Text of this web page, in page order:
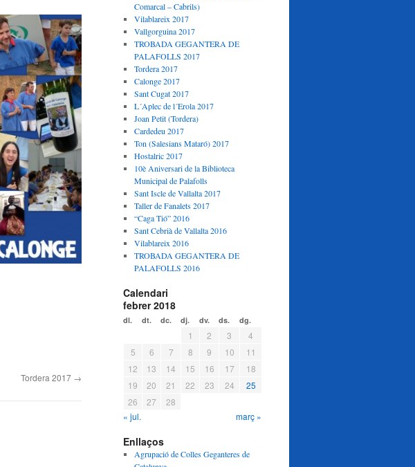
Tordera 2017 →
Comarcal – Cabrils)
Vilablareix 2017
Vallgorguina 2017
TROBADA GEGANTERA DE
PALAFOLLS 2017
Tordera 2017
Calonge 2017
Sant Cugat 2017
L´Aplec de l´Erola 2017
Joan Petit (Tordera)
Cardedeu 2017
Ton (Salesians Mataró) 2017
Hostalric 2017
10è Aniversari de la Biblioteca
Municipal de Palafolls
Sant Iscle de Vallalta 2017
Taller de Fanalets 2017
“Caga Tió” 2016
Sant Cebrià de Vallalta 2016
Vilablareix 2016
TROBADA GEGANTERA DE
PALAFOLLS 2016
Calendari
febrer 2018
dl. dt. dc. dj. dv. ds. dg.
« jul. març »
1 2 3
4
5
6 7 8 9 10
11
12
13 14 15 16 17
18
19
20 21 22 23 24
25
26
27 28
Enllaços
Agrupació de Colles Geganteres de